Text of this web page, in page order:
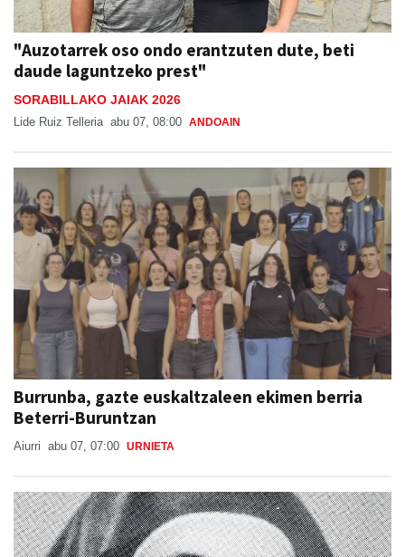
"Auzotarrek oso ondo erantzuten dute, beti
daude laguntzeko prest"
SORABILLAKO JAIAK 2026
Lide Ruiz Telleria abu 07, 08:00 ANDOAIN
Burrunba, gazte euskaltzaleen ekimen berria
Beterri-Buruntzan
Aiurri abu 07, 07:00 URNIETA